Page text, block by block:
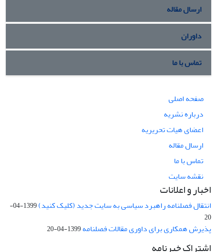
ارسال مقاله
داوران
تماس با ما
صفحه اصلی
درباره نشریه
اعضای هیات تحریریه
ارسال مقاله
تماس با ما
نقشه سایت
اخبار و اعلانات
انتقال فصلنامه راهبرد سیاسی به سایت جدید (کلیک کنید)
1399-04-
20
پذیرش همکاری برای داوری مقالات فصلنامه1399-04-20
اشتراک خبرنامه